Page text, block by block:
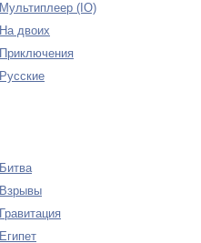
Мультиплеер (IO)
На двоих
Приключения
Русские
Битва
Взрывы
Гравитация
Египет